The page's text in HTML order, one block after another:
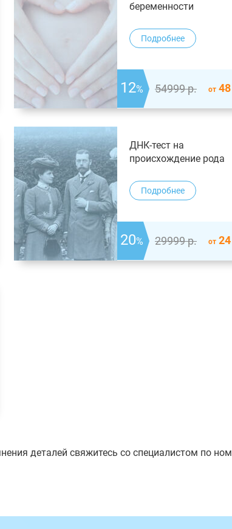
беременности
Подробнее
12% 54999р. от
ДНК-тест на
происхождение рода
Подробнее
20% 29999р. от
деталей свяжитесь со специалистом по